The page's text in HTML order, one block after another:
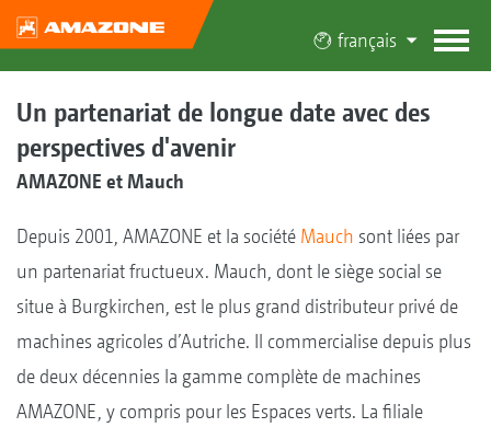
français
Un partenariat de longue date avec des
perspectives d'avenir
AMAZONE et Mauch
Depuis 2001, AMAZONE et la société Mauch sont liées par
un partenariat fructueux. Mauch, dont le siège social se
situe à Burgkirchen, est le plus grand distributeur privé de
machines agricoles d’Autriche. Il commercialise depuis plus
de deux décennies la gamme complète de machines
AMAZONE, y compris pour les Espaces verts. La filiale